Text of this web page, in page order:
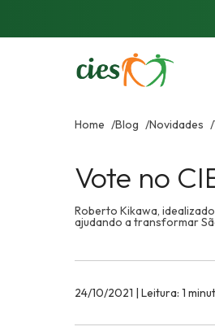
Home Blog Novidades
Vote no
Roberto Kikawa,
ajudando a transformar
24/10/2021 | Leitura: 1